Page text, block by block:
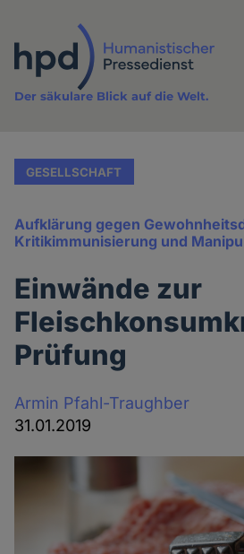
Inhalt
Der säkulare Blick auf die Welt.
GESELLSCHAFT
Aufklärung gegen
Kritikimmunisierung und
Einwände zur
Prüfung
Armin Pfahl-Traughber
31.01.2019